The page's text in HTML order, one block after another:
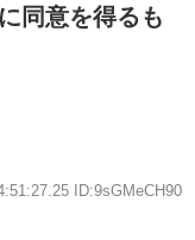
同意を得るも
ID:9sGMeCH90